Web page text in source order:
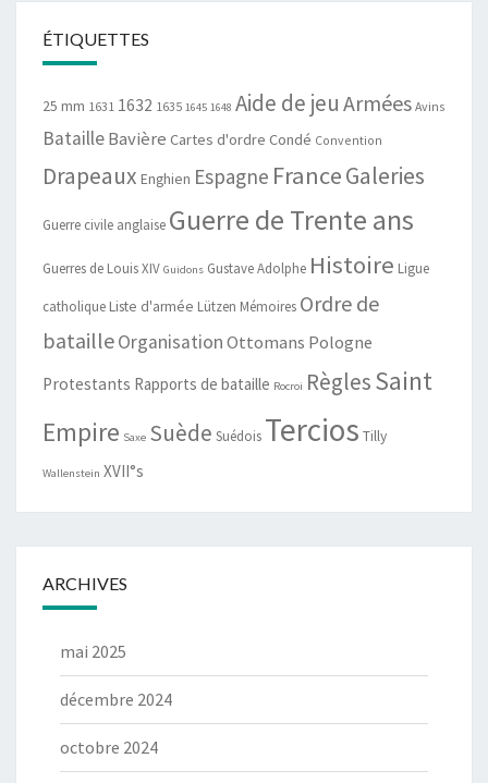
ÉTIQUETTES
25 mm 1631 1632 1635 1645 1648 Aide de jeu Armées Avins
BatailleBavière Cartes d'ordre Condé Convention
Drapeaux Enghien Espagne FranceGaleries
Guerre civile anglaise Guerre de Trente ans
Guerres de Louis XIV Guidons Gustave Adolphe Histoire Ligue
catholiqueListe d'armée Lützen Mémoires Ordre de
batailleOrganisationOttomans Pologne
Protestants Rapports de bataille Rocroi RèglesSaint
Empire Saxe Suède Suédois Tercios Tilly
Wallenstein XVII°s
ARCHIVES
mai 2025
décembre 2024
octobre 2024